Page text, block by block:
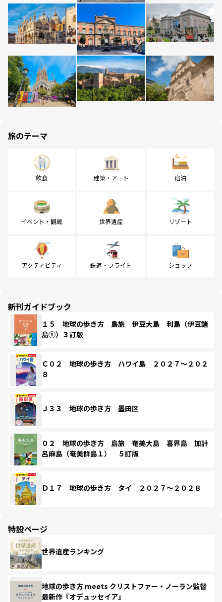
旅のテーマ
飲食 建築・アート 宿泊
イベント・観戦 世界遺産 リゾート
アクティビティ 鉄道・フライト ショップ
新刊ガイドブック
１５ 地球の歩き方 島旅 伊豆大島 利島（伊豆諸
島①）３訂版
Ｃ０２ 地球の歩き方 ハワイ島 ２０２７～２０２
８
Ｊ３３ 地球の歩き方 墨田区
０２ 地球の歩き方 島旅 奄美大島 喜界島 加計
呂麻島（奄美群島１） ５訂版
Ｄ１７ 地球の歩き方 タイ ２０２７～２０２８
特設ページ
世界遺産ランキング
地球の歩き方 meets クリストファー・ノーラン監督
最新作『オデュッセイア』